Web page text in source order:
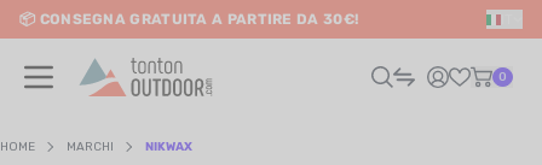
content
📦 CONSEGNA GRATUITA A PARTIRE DA 30€!
0
HOME MARCHI NIKWAX